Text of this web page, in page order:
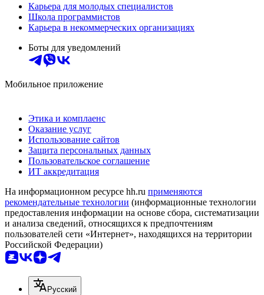
Карьера для молодых специалистов
Школа программистов
Карьера в некоммерческих организациях
Боты для уведомлений
Мобильное приложение
Этика и комплаенс
Оказание услуг
Использование сайтов
Защита персональных данных
Пользовательское соглашение
ИТ аккредитация
На информационном ресурсе hh.ru применяются
рекомендательные технологии (информационные технологии
предоставления информации на основе сбора, систематизации
и анализа сведений, относящихся к предпочтениям
пользователей сети «Интернет», находящихся на территории
Российской Федерации)
Русский